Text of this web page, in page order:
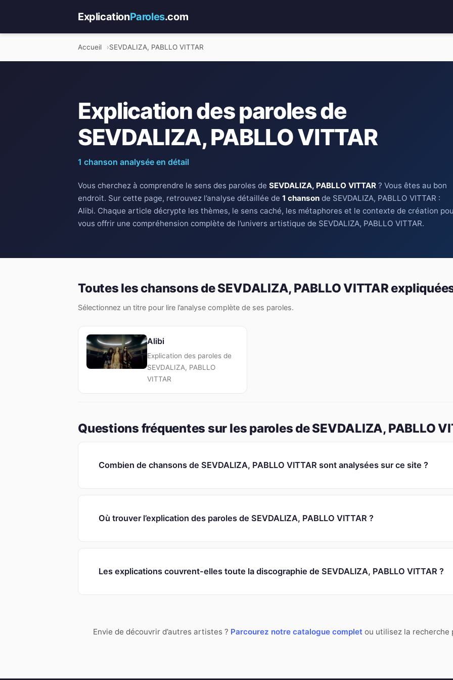
ExplicationParoles.com
Accueil SEVDALIZA, PABLLO VITTAR
Explication des paroles de
SEVDALIZA, PABLLO VITTAR
1 chanson analysée en détail
Vous cherchez à comprendre le sens des paroles de SEVDALIZA, PABLLO VITTAR ? Vous êtes au bon
endroit. Sur cette page, retrouvez l’analyse détaillée de 1 chanson de SEVDALIZA, PABLLO VITTAR :
Alibi. Chaque article décrypte les thèmes, le sens caché, les métaphores et le contexte de création
vous offrir une compréhension complète de l’univers artistique de SEVDALIZA, PABLLO VITTAR.
Toutes les chansons de SEVDALIZA, PABLLO VITTAR
Sélectionnez un titre pour lire l’analyse complète de ses paroles.
Alibi
Explication des paroles de
SEVDALIZA, PABLLO
VITTAR
Questions fréquentes sur les paroles de SEVDALIZA, PABLLO
Combien de chansons de SEVDALIZA, PABLLO VITTAR sont analysées sur ce site ?
Où trouver l’explication des paroles de SEVDALIZA, PABLLO VITTAR ?
Les explications couvrent-elles toute la discographie de SEVDALIZA, PABLLO VITTAR ?
Envie de découvrir d’autres artistes ? Parcourez notre catalogue complet ou utilisez la recherche